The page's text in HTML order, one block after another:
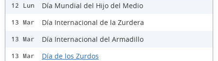
12 Lun Día Mundial del Hijo del Medio
13 Mar Día Internacional de la Zurdera
13 Mar Día Internacional del Armadillo
13 Mar Día de los Zurdos